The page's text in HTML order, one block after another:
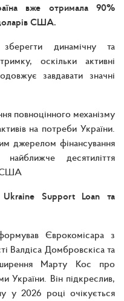
вже отримала 90%
США.
динамічну та
оскільки активні
завдавати значні
повноцінного механізму
на потреби України.
джерелом фінансування
десятиліття
США
Ukraine Support Loan та
Єврокомісара з
Валдіса Домбровскіса та
Марту Кос про
України. Він підкреслив,
у 2026 році очікується